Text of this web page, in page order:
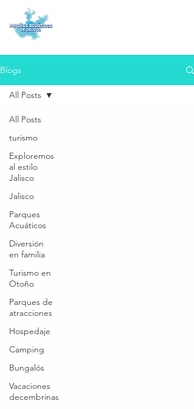
Blogs
All Posts
turismo
Exploremos
al estilo
Jalisco
Jalisco
Parques
Acuáticos
Diversión
en familia
Turismo en
Otoño
Parques de
atracciones
Hospedaje
Camping
Bungalós
Vacaciones
decembrinas
All Posts